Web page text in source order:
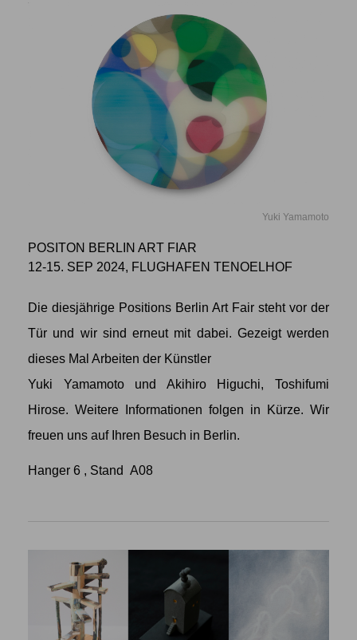
Yuki Yamamoto
POSITON BERLIN ART FIAR
12-15. SEP 2024, FLUGHAFEN TENOELHOF
Die diesjährige Positions Berlin Art Fair steht vor der
Tür und wir sind erneut mit dabei. Gezeigt werden
dieses Mal Arbeiten der Künstler
Yuki Yamamotound Akihiro Higuchi,Toshifumi
Hirose. Weitere Informationen folgen in Kürze. Wir
freuen uns auf Ihren Besuch in Berlin.
Hanger 6 , Stand A08